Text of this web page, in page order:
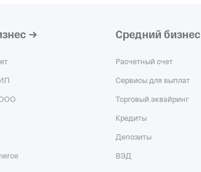
ООО
Средний бизнес
Расчетный счет
Сервисы для выплат
Торговый эквайринг
Кредиты
Депозиты
ВЭД